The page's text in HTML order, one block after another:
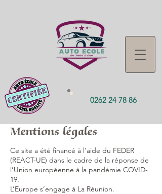
0262 24 78 86
Mentions légales
Ce site a été financé à l’aide du FEDER
(REACT-UE) dans le cadre de la réponse de
l’Union européenne à la pandémie COVID-
19.
L’Europe s’engage à La Réunion.